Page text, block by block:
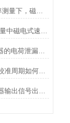
JX60H-30-01-20 低频率测量下，磁电式一体化振动变送器的选型注意事项？
MLAS-030 压电式传感器的电荷泄漏机制是什么？
YTHN60 速度传感器的校准周期如何确定？